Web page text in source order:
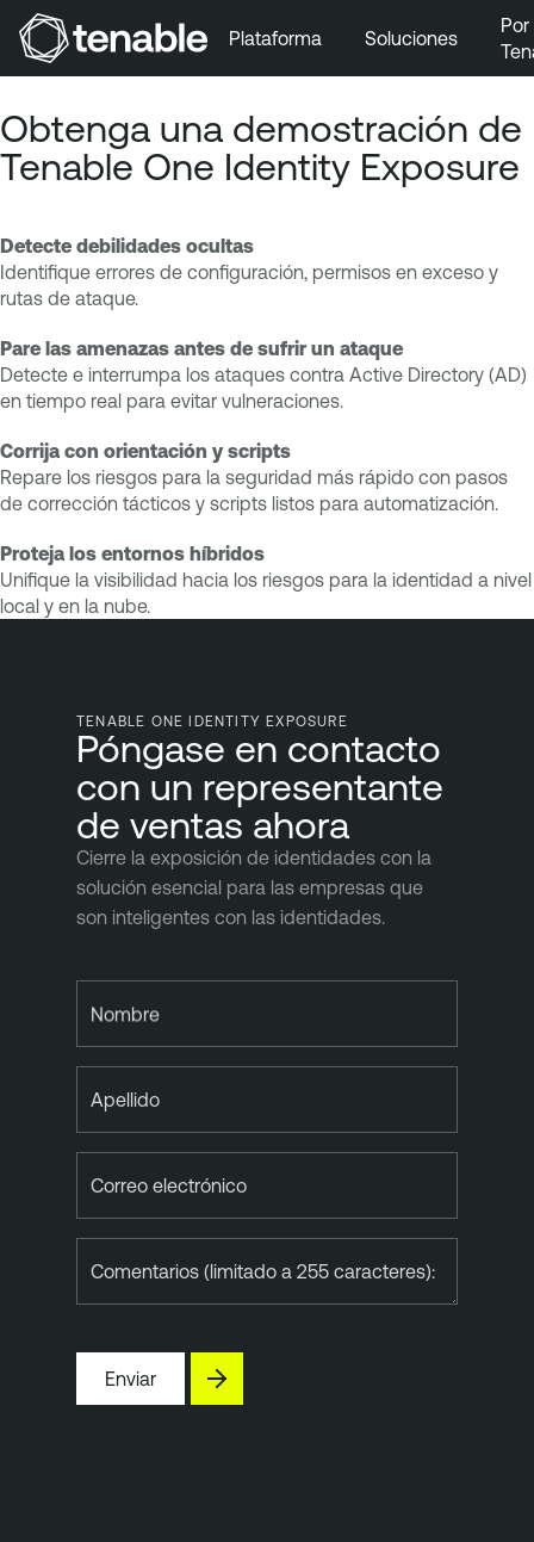
Ir al contenido principal
Ir al pie de página
Plataforma Soluciones
Obtenga una demostración de
Tenable One Identity Exposure
Detecte debilidades ocultas
Identifique errores de configuración, permisos en exceso y
rutas de ataque.
Pare las amenazas antes de sufrir un ataque
Detecte e interrumpa los ataques contra Active Directory (AD)
en tiempo real para evitar vulneraciones.
Corrija con orientación y scripts
Repare los riesgos para la seguridad más rápido con pasos
de corrección tácticos y scripts listos para automatización.
Proteja los entornos híbridos
Unifique la visibilidad hacia los riesgos para la identidad a nivel
local y en la nube.
TENABLE ONE IDENTITY EXPOSURE
Póngase en contacto
con un representante
de ventas ahora
Cierre la exposición de identidades con la
solución esencial para las empresas que
son inteligentes con las identidades.
Nombre
Apellido
Correo electrónico
Comentarios (limitado a 255 caracteres):
Enviar